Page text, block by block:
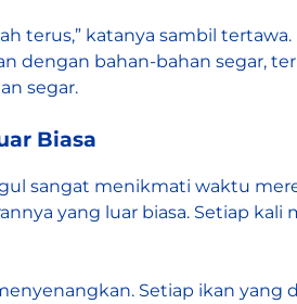
terus,” katanya sambil
dengan bahan-bahan segar,
segar.
Biasa
sangat menikmati waktu
yang luar biasa. Setiap
Setiap ikan